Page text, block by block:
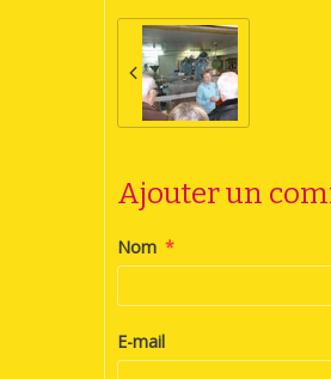
Ajouter un
Nom
E-mail